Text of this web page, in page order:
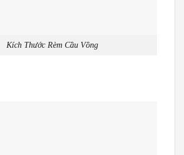
Kích Thước Rèm Cầu Vồng